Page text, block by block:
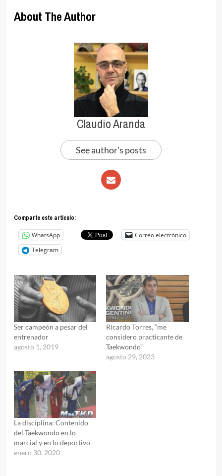
About The Author
Claudio Aranda
See author's posts
Comparte este articulo:
WhatsApp
Correo electrónico
Telegram
Ser campeón a pesar del
entrenador
agosto 1, 2019
Ricardo Torres, “me
considero practicante de
Taekwondo”
agosto 29, 2023
La disciplina: Contenido
del Taekwondo en lo
marcial y en lo deportivo
enero 30, 2020